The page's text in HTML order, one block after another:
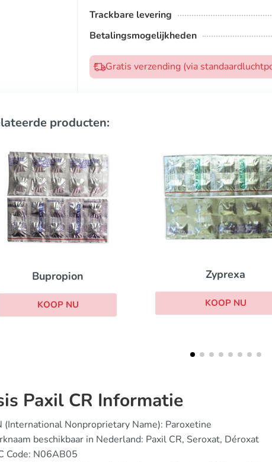
Trackbare levering
Betalingsmogelijkheden
Gratis verzending (via
producten:
Zyprexa
KOOP NU
Cymbalta
KOOP NU
Paxil CR Informatie
(International Nonproprietary Name): Paroxetine
beschikbaar in Nederland: Paxil CR, Seroxat, Déroxat
Code: N06AB05